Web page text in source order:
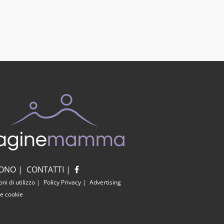
| CONTATTI |
di utilizzo | Policy Privacy | Advertising
cookie